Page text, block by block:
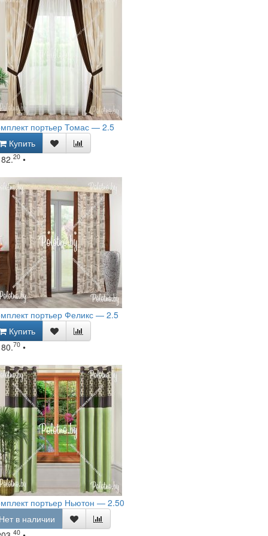
портьер Томас — 2.5
Купить
20 •
портьер Феликс — 2.5
Купить
70 •
портьер Ньютон — 2.50
в наличии
40